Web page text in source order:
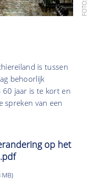
is tussen
behoorlijk
jaar is te kort en
spreken van een
op het
MB)